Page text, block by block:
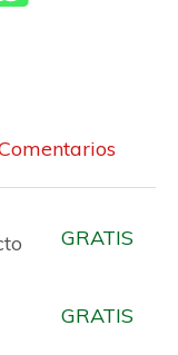
GRATIS
GRATIS